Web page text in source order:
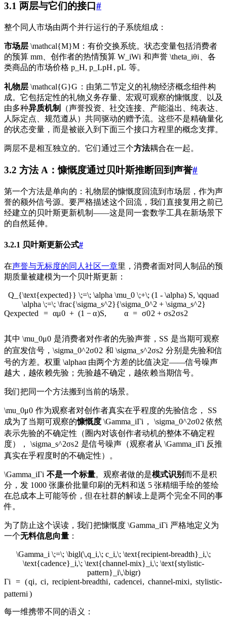
3.1 两层与它们的接口#
整个同人市场由两个并行运行的子系统组成：
市场层 \mathcal{M}M ：有价交换系统。状态变量包括消费者
的预算 mm 、创作者的热情预算 W_iWi 和声誉 \theta_iθi 、各
类商品的市场价格 p_H, p_LpH , pL 等。
礼物层 \mathcal{G}G ：由第二节定义的礼物经济概念组件构
成。它包括定性的礼物义务存量、宏观可观察的慷慨度、以及
由多种异质机制
（声誉投资、社交连接、产能溢出、纯表达、
人际定点、规范遵从）共同驱动的赠予流。这些不是精确量化
的状态变量，而是被嵌入到下面三个接口方程里的概念支撑。
两层不是相互独立的。它们通过三个方法耦合在一起。
3.2 方法 A：慷慨度通过贝叶斯推断回到声誉#
第一个方法是单向的：礼物层的慷慨度回流到市场层，作为声
誉的额外信号源。要严格描述这个回流，我们直接复用之前已
经建立的贝叶斯更新机制——这是同一套数学工具在新场景下
的自然延伸。
3.2.1 贝叶斯更新公式#
在声誉与无标度的同人社区一章里，消费者面对同人制品的预
期质量被建模为一个贝叶斯更新：
Q_{\text{expected}} \;=\; \alpha \mu_0 \;+\; (1 - \alpha) S, \qquad
\alpha \;=\; \frac{\sigma_s^2}{\sigma_0^2 + \sigma_s^2}
Qexpected = αμ0 + (1 − α)S, α = σ02 + σs2σs2
其中 \mu_0μ0 是消费者对作者的先验声誉， SS 是当期可观察
的宣发信号， \sigma_0^2σ02 和 \sigma_s^2σs2 分别是先验和信
号的方差。权重 \alphaα 由两个方差的比值决定——信号噪声
越大，越依赖先验；先验越不确定，越依赖当期信号。
我们把同一个方法搬到当前的场景。
\mu_0μ0 作为观察者对创作者真实在乎程度的先验信念， SS
成为了当期可观察的慷慨度 \Gamma_iΓi ， \sigma_0^2σ02 依然
表示先验的不确定性（圈内对该创作者动机的整体不确定程
度）， \sigma_s^2σs2 是信号噪声（观察者从 \Gamma_iΓi 反推
真实在乎程度时的不确定性）。
\Gamma_iΓi 不是一个标量。观察者做的是模式识别而不是积
分，发 1000 张廉价批量印刷的无料和送 5 张精细手绘的签绘
在总成本上可能等价，但在社群的解读上是两个完全不同的事
件。
为了防止这个误读，我们把慷慨度 \Gamma_iΓi 严格地定义为
一个无料信息向量 ：
\Gamma_i \;=\; \bigl(\,q_i,\; c_i,\; \text{recipient-breadth}_i,\;
\text{cadence}_i,\; \text{channel-mix}_i,\; \text{stylistic-
pattern}_i\,\bigr)
Γi = (qi, ci, recipient-breadthi, cadencei, channel-mixi, stylistic-
patterni )
每一维携带不同的语义：